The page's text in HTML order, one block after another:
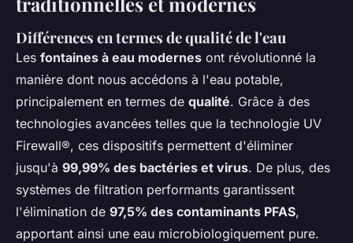
Différences en termes de qualité de l'eau
Les fontaines à eau modernes ont révolutionné la
manière dont nous accédons à l'eau potable,
principalement en termes de qualité. Grâce à des
technologies avancées telles que la technologie UV
Firewall®, ces dispositifs permettent d'éliminer
jusqu'à 99,99% des bactéries et virus. De plus, des
systèmes de filtration performants garantissent
l'élimination de 97,5% des contaminants PFAS,
apportant ainsi une eau microbiologiquement pure.